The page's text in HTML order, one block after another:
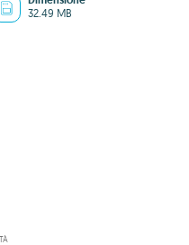
32.49 MB